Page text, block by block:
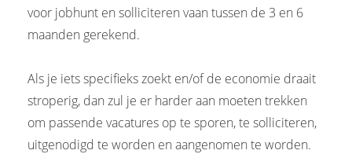
voor jobhunt en solliciteren vaan tussen de 3 en 6
maanden gerekend.
Als je iets specifieks zoekt en/of de economie draait
stroperig, dan zul je er harder aan moeten trekken
om passende vacatures op te sporen, te solliciteren,
uitgenodigd te worden en aangenomen te worden.